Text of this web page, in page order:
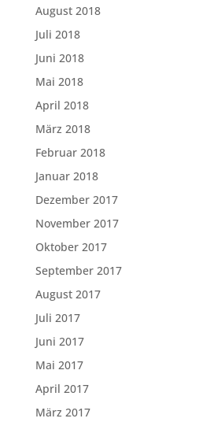
August 2018
Juli 2018
Juni 2018
Mai 2018
April 2018
März 2018
Februar 2018
Januar 2018
Dezember 2017
November 2017
Oktober 2017
September 2017
August 2017
Juli 2017
Juni 2017
Mai 2017
April 2017
März 2017